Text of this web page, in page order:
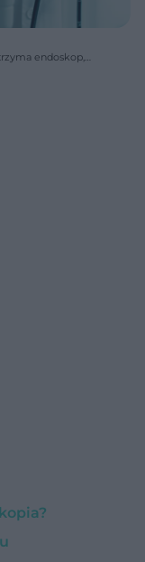
endoskop,
bezpłatne badania